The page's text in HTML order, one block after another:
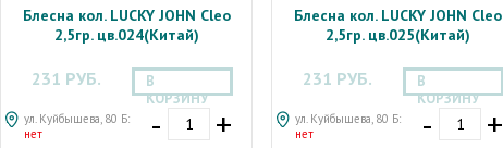
Блесна кол. LUCKY JOHN Cleo
2,5гр. цв.024(Китай)
231 РУБ.
ул. Куйбышева, 80 Б:
нет
В
КОРЗИНУ
- +
Блесна кол. LUCKY JOHN Cleo
2,5гр. цв.025(Китай)
231 РУБ.
ул. Куйбышева, 80 Б:
нет
В
КОРЗИНУ
- +